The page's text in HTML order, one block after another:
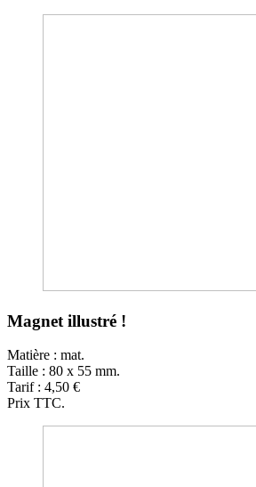
Magnet illustré !
Matière : mat.
Taille : 80 x 55 mm.
Tarif : 4,50 €
Prix TTC.